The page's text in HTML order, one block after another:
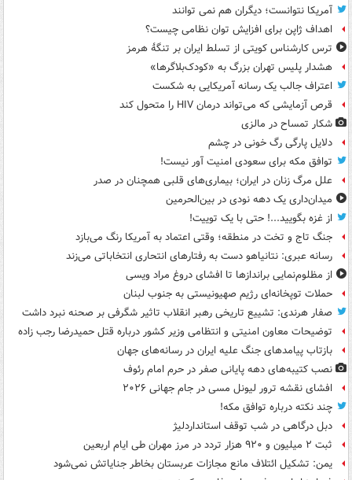
آمریکا نتوانست؛ دیگران هم نمی توانند
اهداف ژاپن برای افزایش توان نظامی چیست؟
ترس کارشناس کویتی از تسلط ایران بر تنگۀ هرمز
هشدار پلیس تهران بزرگ به «کودک‌بلاگرها»
اعتراف جالب یک رسانه آمریکایی به شکست
قرص آزمایشی که می‌تواند درمان HIV را متحول کند
شکار تمساح در مالزی
دلایل پارگی رگ خونی در چشم
توافق مکه برای سعودی امنیت آور نیست!
علل مرگ زنان در ایران؛ بیماری‌های قلبی همچنان در صدر
میدان‌داری یک دهه نودی در بین‌الحرمین
از غزه بگویید...! حتی با یک توییت!
جنگ تاج و تخت در منطقه؛ وقتی اعتماد به آمریکا رنگ می‌بازد
رسانه عبری: نتانیاهو دست به رفتارهای انتحاری انتخاباتی می‌زند
از مظلوم‌نمایی براندازها تا افشای دروغ مراد ویسی
حملات توپخانه‌ای رژیم صهیونیستی به جنوب لبنان
صفار هرندی: تشییع تاریخی رهبر انقلاب تاثیر شگرفی بر صحنه نبرد داشت
توضیحات معاون امنیتی و انتظامی وزیر کشور درباره قتل حمیدرضا رجب زاده
بازتاب پیامدهای جنگ علیه ایران در رسانه‌های جهان
نصب کتیبه‌های دهه پایانی صفر در حرم امام رئوف
افشای نقشه ترور لیونل مسی در جام جهانی ۲۰۲۶
چند نکته درباره توافق مکه!
دبل درگاهی در شب توقف استانداردلیژ
ثبت ۲ میلیون و ۹۲۰ هزار تردد در مرز مهران طی ایام اربعین
یمن: تشکیل ائتلاف مانع مجازات عربستان بخاطر جنایاتش نمی‌شود